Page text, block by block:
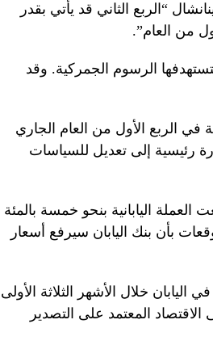
“الربع الثاني قد يأتي بقدر
من العام”.
الرسوم الجمركية. وقد
0.11 بالمئة إلى 1.0805 دولار بعد أن ارتفع 4.5 بالمئة في الربع الأول من العام الجاري
في 2022، ويعود ذلك بصورة رئيسية إلى تعديل للسياسات
الثلاثاء. وارتفعت العملة اليابانية بنحو خمسة بالمئة
بأن بنك اليابان سيرفع أسعار
خلال الأشهر الثلاثة الأولى
المعتمد على التصدير